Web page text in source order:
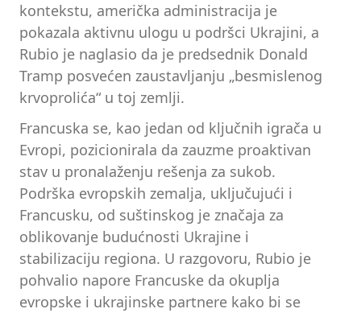
kontekstu, američka administracija je
pokazala aktivnu ulogu u podršci Ukrajini, a
Rubio je naglasio da je predsednik Donald
Tramp posvećen zaustavljanju „besmislenog
krvoprolića“ u toj zemlji.
Francuska se, kao jedan od ključnih igrača u
Evropi, pozicionirala da zauzme proaktivan
stav u pronalaženju rešenja za sukob.
Podrška evropskih zemalja, uključujući i
Francusku, od suštinskog je značaja za
oblikovanje budućnosti Ukrajine i
stabilizaciju regiona. U razgovoru, Rubio je
pohvalio napore Francuske da okuplja
evropske i ukrajinske partnere kako bi se